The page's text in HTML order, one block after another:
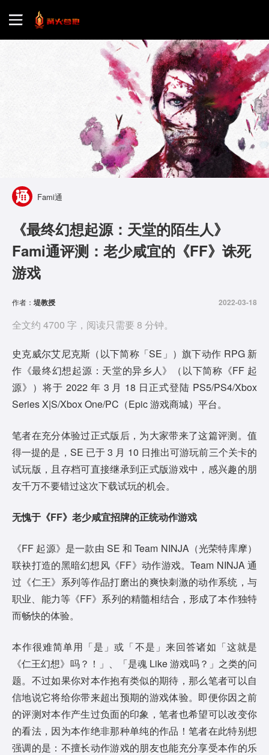
Fami通
《最终幻想起源：天堂的陌生人》
Fami通评测：老少咸宜的《FF》诛死
游戏
作者： 堤教授 2022-03-18
全文约 4700 字，阅读只需要 8 分钟。
史克威尔艾尼克斯（以下简称「SE」）旗下动作 RPG 新
作《最终幻想起源：天堂的异乡人》（以下简称《FF 起
源》）将于 2022 年 3 月 18 日正式登陆 PS5/PS4/Xbox
Series X|S/Xbox One/PC（Epic 游戏商城）平台。
笔者在充分体验过正式版后，为大家带来了这篇评测。值
得一提的是，SE 已于 3 月 10 日推出可游玩前三个关卡的
试玩版，且存档可直接继承到正式版游戏中，感兴趣的朋
友千万不要错过这次下载试玩的机会。
无愧于 《FF》 老少咸宜招牌的正统动作游戏
《FF 起源》是一款由 SE 和 Team NINJA（光荣特库摩）
联袂打造的黑暗幻想风《FF》动作游戏。Team NINJA 通
过《仁王》系列等作品打磨出的爽快刺激的动作系统，与
职业、能力等《FF》系列的精髓相结合，形成了本作独特
而畅快的体验。
本作很难简单用「是」或「不是」来回答诸如「这就是
《仁王幻想》吗？！」、「是魂 Like 游戏吗？」之类的问
题。不过如果你对本作抱有类似的期待，那么笔者可以自
信地说它将给你带来超出预期的游戏体验。即便你因之前
的评测对本作产生过负面的印象，笔者也希望可以改变你
的看法，因为本作绝非那种单纯的作品！笔者在此特别想
强调的是：不擅长动作游戏的朋友也能充分享受本作的乐